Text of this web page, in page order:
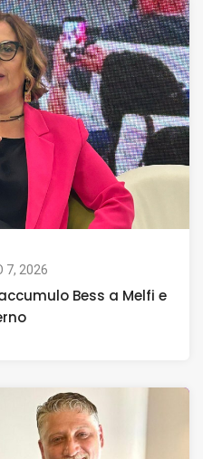
7, 2026
Bess a Melfi e